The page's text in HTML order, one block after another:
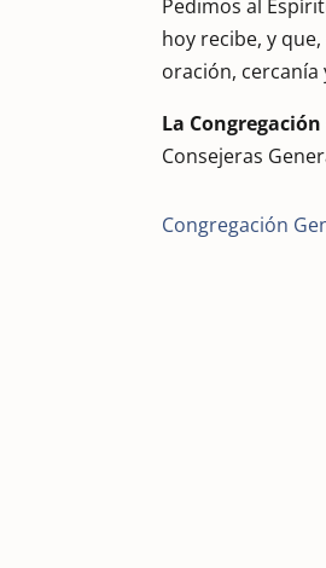
Pedimos al
hoy recibe, y
oración,
La
Consejeras
Congregación